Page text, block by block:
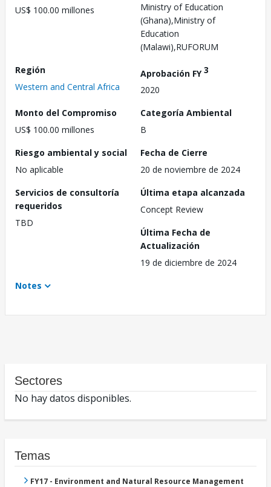
US$ 100.00 millones
Ministry of Education
(Ghana),Ministry of
Education
(Malawi),RUFORUM
Región
Western and Central Africa
Aprobación FY3
2020
Monto del Compromiso
US$ 100.00 millones
Categoría Ambiental
B
Riesgo ambiental y social
No aplicable
Fecha de Cierre
20 de noviembre de 2024
Servicios de consultoría
requeridos
TBD
Última etapa alcanzada
Concept Review
Última Fecha de
Actualización
19 de diciembre de 2024
Notes
Sectores
No hay datos disponibles.
Temas
FY17 - Environment and Natural Resource Management